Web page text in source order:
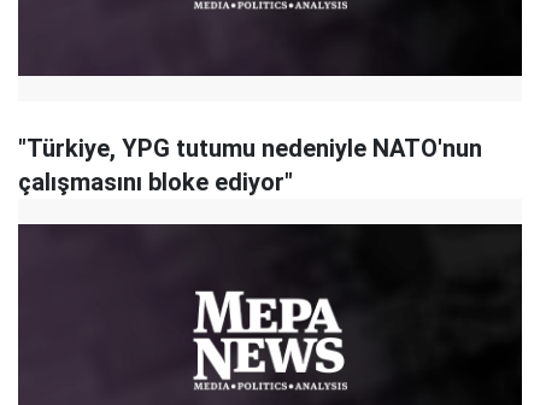
"Türkiye, YPG tutumu nedeniyle NATO'nun
çalışmasını bloke ediyor"